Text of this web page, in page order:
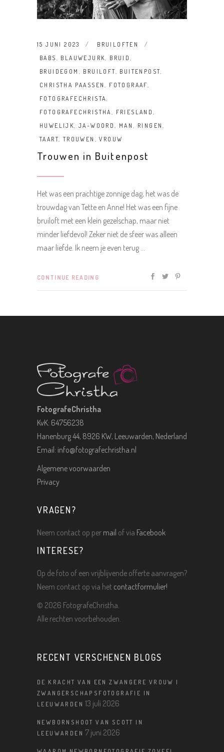
15 JUNI 2023
BRUILOFTEN
BABS , BLAUWEJURK, BRUID,
BRUIDEGOM , BRUILOFT, BUITENPOST,
CHRISTHA PAASSEN, FOTOGRAAF,
FOTOGRAFECHRISTA,
FOTOGRAFECHRISTHA, FRIESLAND,
HUWELIJK,JA-WOORD, MAN, RINGEN,
TAART, TROUWEN ,VROUW
Trouwen in Buitenpost
Het was een prachtige zonnige dag, het was de
trouwdag van Tette en Anne! Het was een fijne
bruiloft met een klein gezelschap, maar niet
minder liefdevol! Zeker niet de sfeer was alleen
maar liefde. Ik neem je even terug
CONTINUE READING
FotografeChristha
KvK: 64756238
Hanenburg 44, 8926 KW, Leeuwarden, Nederland
Email: info@fotografechristha.nl
Algemene voorwaarden
Privacy
VRAGEN?
Neem contact op per mail of via Facebook
INTERESE?
Op de foto of een vrijblijvende offerte aanvragen?
Neem contact op via het contactformulier!
© 2026 FotografeChristha.
Alle rechten voorbehouden.
RECENT VERSCHENEN BLOGS
DE KRACHT VAN EEN ZWANGERE VROUW |
ZWANGERSCHAPSFOTOGRAFIE IN
LEEUWARDEN 13 juli 2026
NEWBORNSHOOT VAN SCOTT IN
LEEUWARDEN 7 juni 2026